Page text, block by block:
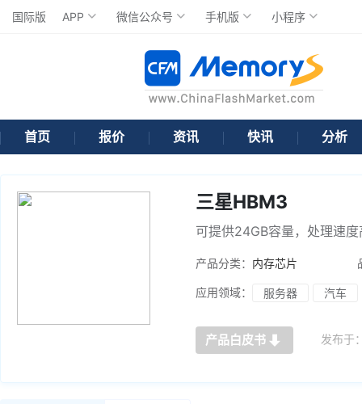
国际版 APP 微信公众号 手机版 小程序
首页 报价 资讯 快讯 分析
三星HBM3
可提供24GB容量，处理速
产品分类： 内存芯片
应用领域： 服务器 汽车
产品白皮书 发布于